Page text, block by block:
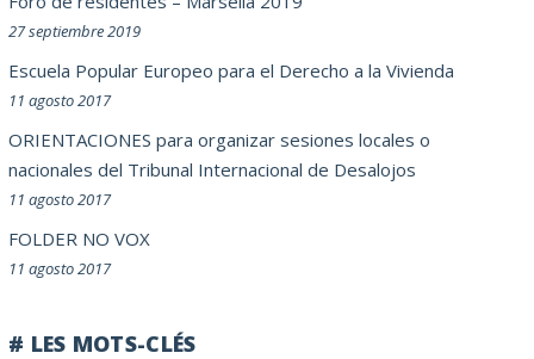
27 septiembre 2019
Escuela Popular Europeo para el Derecho a la Vivienda
11 agosto 2017
ORIENTACIONES para organizar sesiones locales o
nacionales del Tribunal Internacional de Desalojos
11 agosto 2017
FOLDER NO VOX
11 agosto 2017
# LES MOTS-CLÉS